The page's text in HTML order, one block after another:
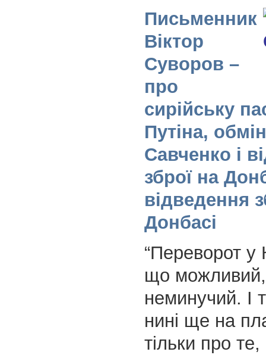
Письменник
Віктор
Суворов –
про
сирійську
Путіна,
Савченко і
зброї на
відведення
Донбасі
“Переворот у
що
неминучий. І
нині ще на
тільки про